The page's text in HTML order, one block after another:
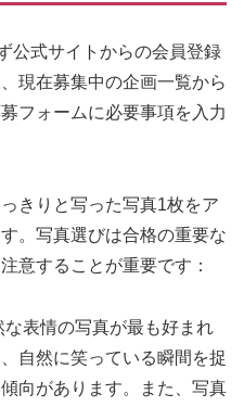
公式サイトからの会員登録
現在募集中の企画一覧から
フォームに必要事項を入力
きりと写った写真1枚をア
。写真選びは合格の重要な
意することが重要です：
な表情の写真が最も好まれ
自然に笑っている瞬間を捉
向があります。また、写真